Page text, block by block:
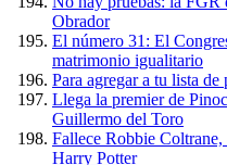
Obrador
El número 31: El
matrimonio igualitario
Para agregar a tu lista
Llega la premier de
Guillermo del Toro
Fallece Robbie
Harry Potter